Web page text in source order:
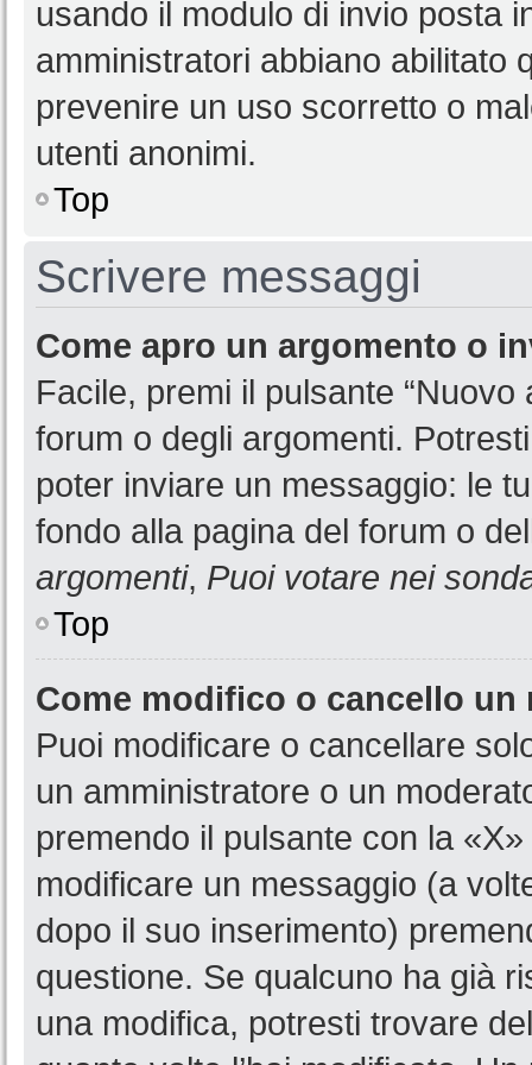
usando il modulo di invio posta
amministratori abbiano abilitato
prevenire un uso scorretto o
utenti anonimi.
Top
Scrivere messaggi
Come apro un argomento o
Facile, premi il pulsante
forum o degli argomenti.
poter inviare un messaggio: le
fondo alla pagina del forum o
argomenti, Puoi votare nei
Top
Come modifico o cancello un
Puoi modificare o cancellare
un amministratore o un
premendo il pulsante con la
modificare un messaggio (a
dopo il suo inserimento)
questione. Se qualcuno ha già
una modifica, potresti trovare